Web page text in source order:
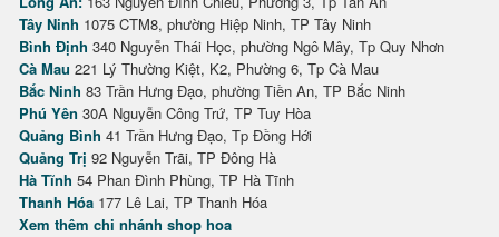
Tây Ninh 1075 CTM8, phường Hiệp Ninh, TP Tây Ninh
Bình Định 340 Nguyễn Thái Học, phường Ngô Mây, Tp Quy Nhơn
Cà Mau 221 Lý Thường Kiệt, K2, Phường 6, Tp Cà Mau
Bắc Ninh 83 Trần Hưng Đạo, phường Tiền An, TP Bắc Ninh
Phú Yên 30A Nguyễn Công Trứ, TP Tuy Hòa
Quảng Bình 41 Trần Hưng Đạo, Tp Đồng Hới
Quảng Trị 92 Nguyễn Trãi, TP Đông Hà
Hà Tĩnh 54 Phan Đình Phùng, TP Hà Tĩnh
Thanh Hóa 177 Lê Lai, TP Thanh Hóa
Xem thêm chi nhánh shop hoa